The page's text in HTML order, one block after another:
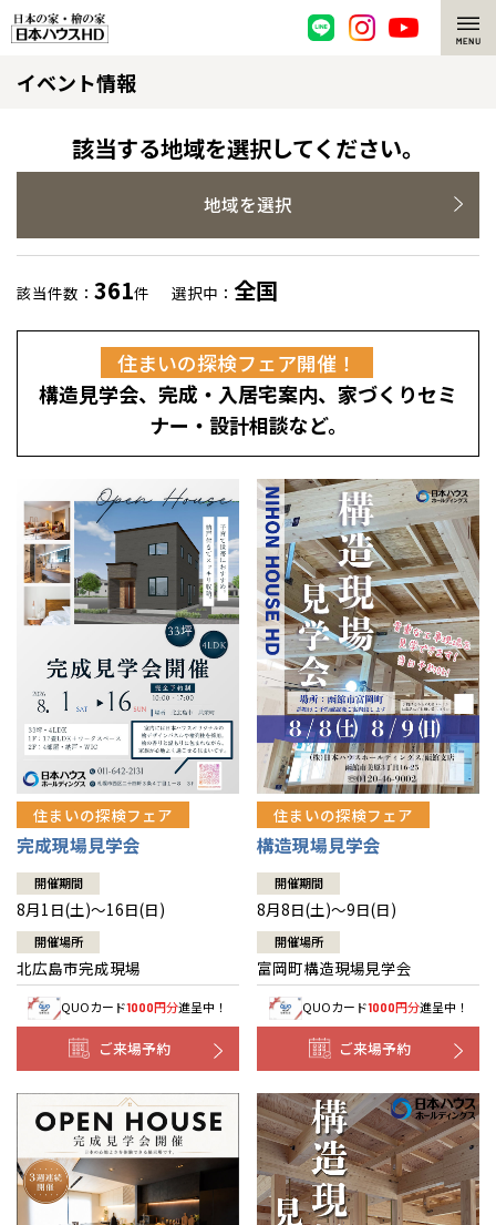
脱炭素・檜の家
環境にやさしい、脱炭素社会の住宅
耐震構造
高耐久住宅
高断熱・高気密の家
エネルギー自給自足
感謝訪問・長期保証
直営工事
1メーターモジュール
冷暖房標準装備
24時間対応コールセンター
デザイン賞各種受賞
セントラルヒーティング
選ばれる理由
檜の魅力 トップ
檜と日本人
1000年を超えて生きる檜
知られざる檜の効果・作用
理想の木材「檜」
注文住宅
グレートステージ
平屋の家
外観・インテリア集
暮らし方提案
住まいのコラム
住まいのお手入れ集
リフォーム トップ
選ばれる理由
リフォームの流れ
介護保険利用で快適リフォーム
賃貸併用住宅のメリット
安心のサポートシステム
展示場案内
分譲住宅・土地
分譲マンション
分譲マンション トップ
ワザックとは
高い信頼性
安心の管理体制
ギャラリー
会社情報
会社情報 トップ
ニュースリリース
代表ごあいさつ
企業理念
会社概要
事業部紹介
IR情報
木材調達指針
グループ会社紹介
お問い合わせ
会員サイト
イベント情報
該当する地域を選択してください。
地域を選択
該当件数： 361件 選択中： 全国
住まいの探検フェア開催！
構造見学会、完成・入居宅案内、家づくりセミ
ナー・設計相談など。
住まいの探検フェア
完成現場見学会
開催期間
8月1日(土)～16日(日)
開催場所
北広島市完成現場
QUOカード1000円分進呈中！
ご来場予約
住まいの探検フェア
構造現場見学会
開催期間
8月8日(土)～9日(日)
開催場所
富岡町構造現場見学会
QUOカード1000円分進呈中！
ご来場予約